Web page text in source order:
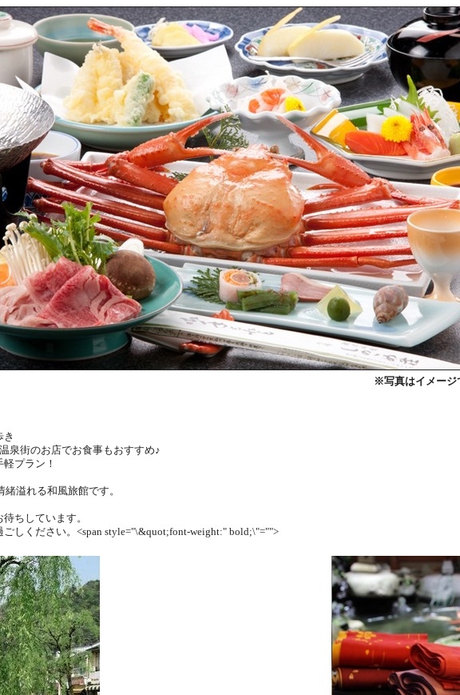
※写真はイメージ
泉街のお店でお食事もおすすめ♪
プラン！
溢れる和風旅館です。
ちしています。
しください。 <span style="\&quot;font-weight:" bold;\"="">